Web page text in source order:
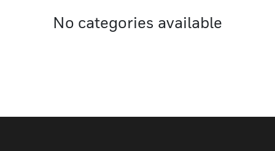
No categories available